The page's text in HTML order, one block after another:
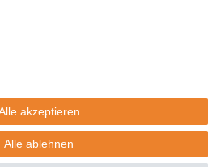
akzeptieren
Alle ablehnen